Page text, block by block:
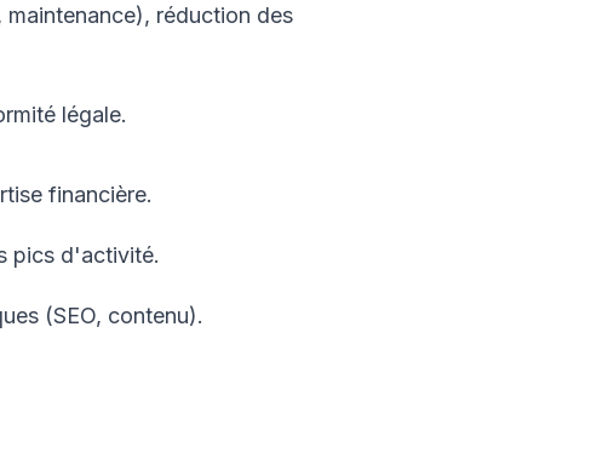
réduction des
légale.
financière.
pics d'activité.
(SEO, contenu).